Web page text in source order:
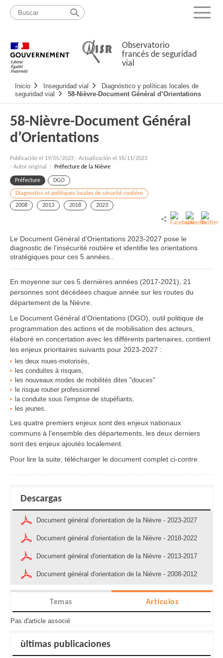
Pasar
contenido
Mapa
web
Menu
Observatorio
francés de seguridad
vial
Navigation
principale
Inicio Inseguridad vial
Diagnóstico y políticas locales de
seguridad vial
58-Nièvre-Document Général d’Orientations
58-Nièvre-Document Général
d’Orientations
Publicación el 19/05/2023 - Actualización el 16/11/2023
- Autor original :
Préfecture de la Nièvre
Préfecture DGO
Diagnostics et politiques locales de sécurité routière
2008
2013 2018 2023
Le Document Général d'Orientations 2023-2027 pose le
diagnostic de l'insécurité routière et identifie les orientations
stratégiques pour ces 5 années..
En moyenne sur ces 5 dernières années (2017-2021), 21
personnes sont décédées chaque année sur les routes du
département de la Nièvre.
Le Document Général d'Orientations (DGO), outil politique de
programmation des actions et de mobilisation des acteurs,
élaboré en concertation avec les différents partenaires, contient
les enjeux prioritaires suivants pour 2023-2027 :
les deux roues-motorisés,
les conduites à risques,
les nouveaux modes de mobilités dites "douces"
le risque routier professionnel
la conduite sous l'emprise de stupéfiants,
les jeunes.
Les quatre premiers enjeux sont des enjeux nationaux
communs à l'ensemble des départements, les deux derniers
sont des enjeux ajoutés localement.
Pour lire la suite, télécharger le document complet ci-contre.
Descargas
Document général d'orientation de la Nièvre - 2023-2027
Document général d'orientation de la Nièvre - 2018-2022
Document général d'orientation de la Nièvre - 2013-2017
Document général d'orientation de la Nièvre - 2008-2012
Temas Artículos
Pas d'article associé
ùltimas publicaciones